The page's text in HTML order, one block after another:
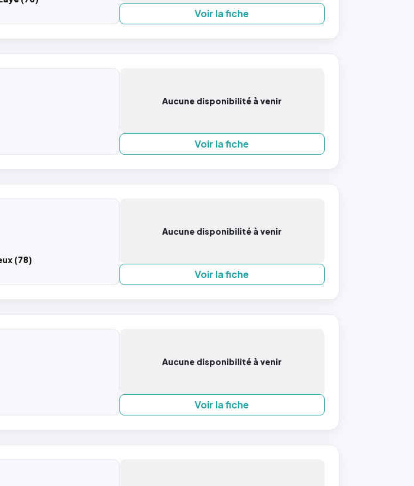
Voir la fiche
Aucune disponibilité à venir
Voir la fiche
(78)
Aucune disponibilité à venir
Voir la fiche
Aucune disponibilité à venir
Voir la fiche